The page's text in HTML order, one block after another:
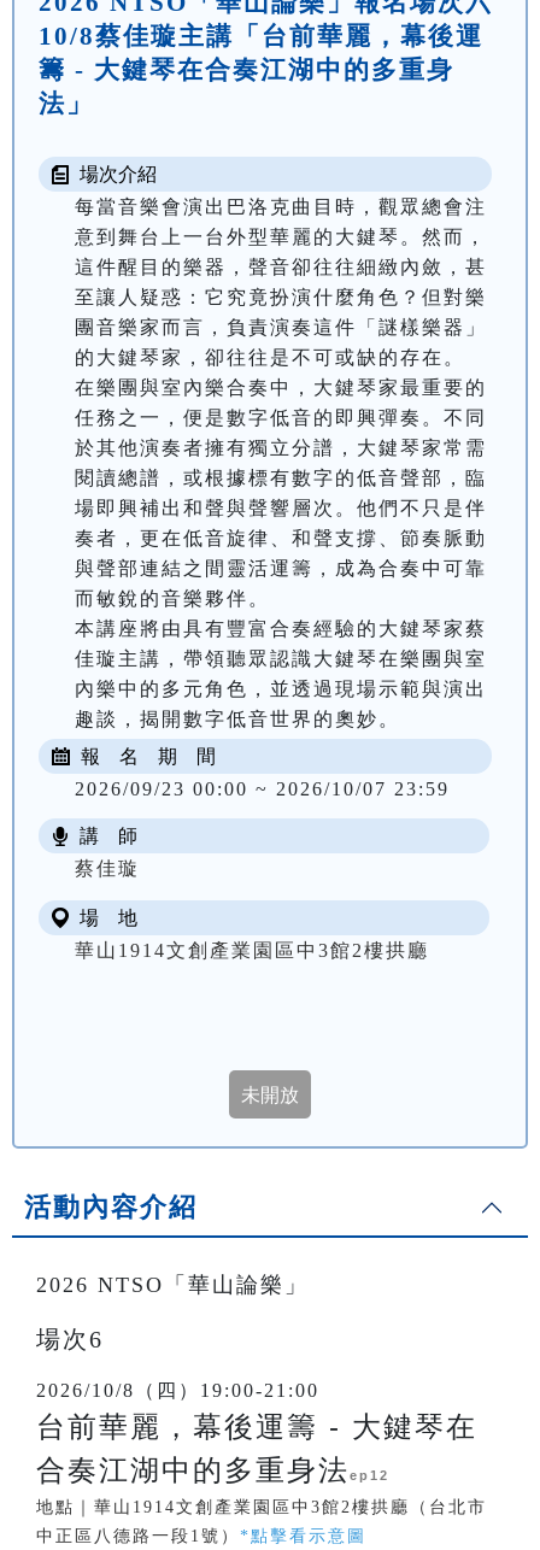
10/8蔡佳璇主講「台前華麗，幕後運
籌 - 大鍵琴在合奏江湖中的多重身
法」
場次介紹
每當音樂會演出巴洛克曲目時，觀眾總會注
意到舞台上一台外型華麗的大鍵琴。然而，
這件醒目的樂器，聲音卻往往細緻內斂，甚
至讓人疑惑：它究竟扮演什麼角色？但對樂
團音樂家而言，負責演奏這件「謎樣樂器」
的大鍵琴家，卻往往是不可或缺的存在。
在樂團與室內樂合奏中，大鍵琴家最重要的
任務之一，便是數字低音的即興彈奏。不同
於其他演奏者擁有獨立分譜，大鍵琴家常需
閱讀總譜，或根據標有數字的低音聲部，臨
場即興補出和聲與聲響層次。他們不只是伴
奏者，更在低音旋律、和聲支撐、節奏脈動
與聲部連結之間靈活運籌，成為合奏中可靠
而敏銳的音樂夥伴。
本講座將由具有豐富合奏經驗的大鍵琴家蔡
佳璇主講，帶領聽眾認識大鍵琴在樂團與室
內樂中的多元角色，並透過現場示範與演出
趣談，揭開數字低音世界的奧妙。
報 名 期 間
2026/09/23 00:00 ~ 2026/10/07 23:59
講 師
蔡佳璇
場 地
華山1914文創產業園區中3館2樓拱廳
活動內容介紹
2026 NTSO「華山論樂」
場次6
2026/10/8（四）19:00-21:00
台前華麗，幕後運籌 - 大鍵琴在
合奏江湖中的多重身法ep12
地點｜華山1914文創產業園區中3館2樓拱廳（台北市
中正區八德路一段1號） *點擊看示意圖